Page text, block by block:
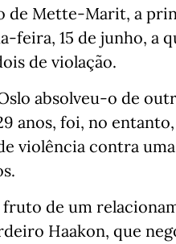
de Mette-Marit, a
feira, 15 de junho, a
de violação.
absolveu-o de
anos, foi, no
violência contra
de um
Haakon, que